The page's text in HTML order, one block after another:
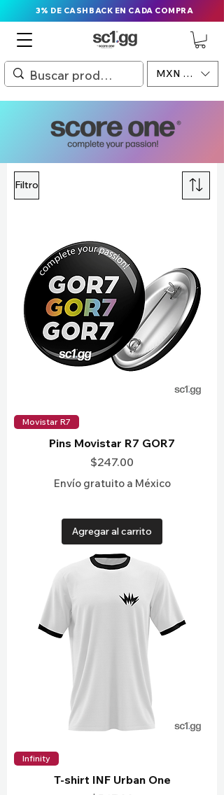
3% DE CASHBACK EN CADA COMPRA
MXN ($)
Filtro
Movistar R7
Pins Movistar R7 GOR7
Precio
$247.00
Envío gratuito a México
Agregar al carrito
Infinity
T-shirt INF Urban One